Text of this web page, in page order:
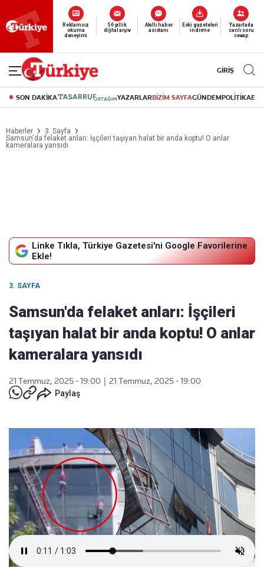
Reklamsız
okuma
deneyimi
56 yıllık
dijital arşiv
Akıllı haber
asistanı
Eski gazeteleri
indirme
Yazarlarla
canlı soru
cevap
GİRİŞ
SON DAKİKA YAZARLARBİZİM SAYFAGÜNDEMPOLİTİKA
Haberler
3. Sayfa
Samsun'da felaket anları: İşçileri taşıyan halat bir anda koptu! O anlar
kameralara yansıdı
Linke Tıkla, Türkiye Gazetesi'ni Google Favorilerine
Ekle!
3. SAYFA
Samsun'da felaket anları: İşçileri
taşıyan halat bir anda koptu! O anlar
kameralara yansıdı
21 Temmuz, 2025 - 19:00
21 Temmuz, 2025 - 19:00
Paylaş